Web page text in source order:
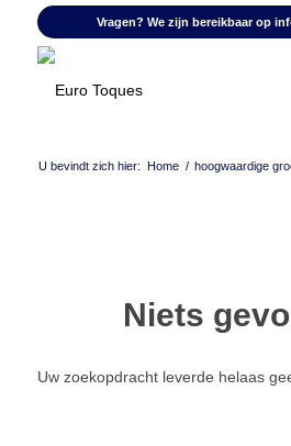
Vragen? We zijn bereikbaar op
U bevindt zich hier: Home / hoogwaardige
Niets
Uw zoekopdracht leverde helaas